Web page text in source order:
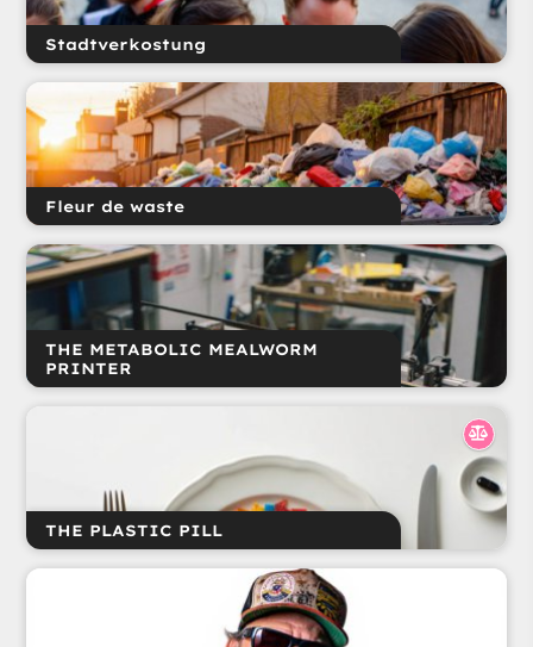
Stadtverkostung
Fleur de waste
THE METABOLIC MEALWORM
PRINTER
THE PLASTIC PILL